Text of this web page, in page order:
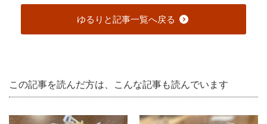
ゆるりと記事一覧へ戻る
この記事を読んだ方は、こんな記事も読んでいます